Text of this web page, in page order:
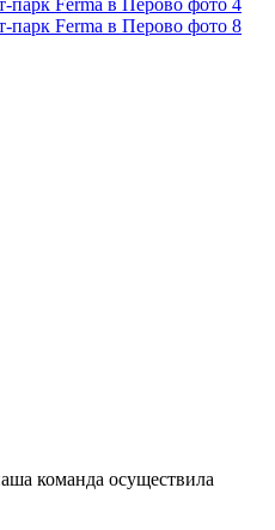
команда осуществила